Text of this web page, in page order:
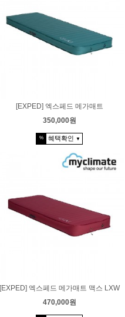
[EXPED] 엑스페드 메가매트
350,000원
% 혜택확인 ▼
[EXPED] 엑스페드 메가매트 맥스 LXW
470,000원